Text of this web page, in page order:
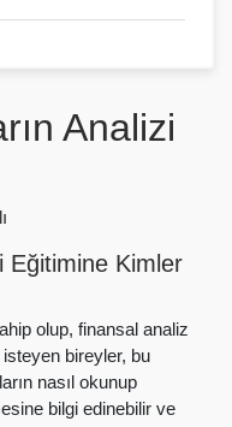
Analizi
Eğitimine Kimler
olup, finansal analiz
bireyler, bu
nasıl okunup
bilgi edinebilir ve